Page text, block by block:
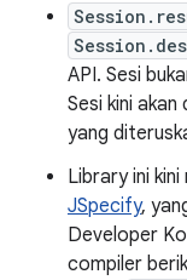
API. Sesi
Sesi kini
yang
Library ini kini
JSpecify,
Developer
compiler